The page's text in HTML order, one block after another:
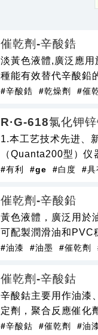
催乾劑-辛酸鋯
淡黃色液體,廣泛應
種能有效替代辛酸鉛
#辛酸鋯 #乾燥劑 #催
R·G-618氯化钾
1.本工艺技术先进、
（Quanta200型）
#有利 #ge #白度 #具
催乾劑-辛酸鉛
黃色液體，廣泛用於
可配製潤滑油和PVC
#油漆 #油墨 #催乾劑
催乾劑-辛酸鈷
辛酸鈷主要用作油漆
定劑，聚合反應催化
#辛酸鈷 #催乾劑 #油